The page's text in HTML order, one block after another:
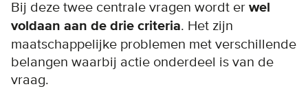
Bij deze twee centrale vragen wordt er wel
voldaan aan de drie criteria. Het zijn
maatschappelijke problemen met verschillende
belangen waarbij actie onderdeel is van de
vraag.